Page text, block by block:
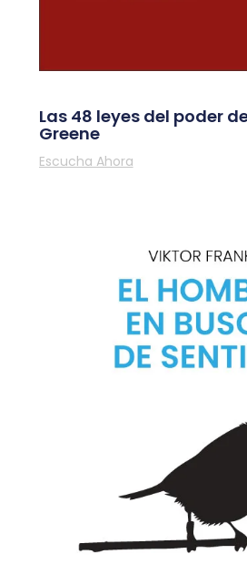
Las 48 leyes del poder
Greene
Escucha Ahora